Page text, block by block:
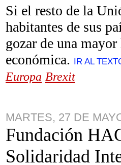
Si el resto de la
habitantes de sus
gozar de una
económica. IR AL
Europa Brexit
MARTES, 27 DE
Fundación
Solidaridad